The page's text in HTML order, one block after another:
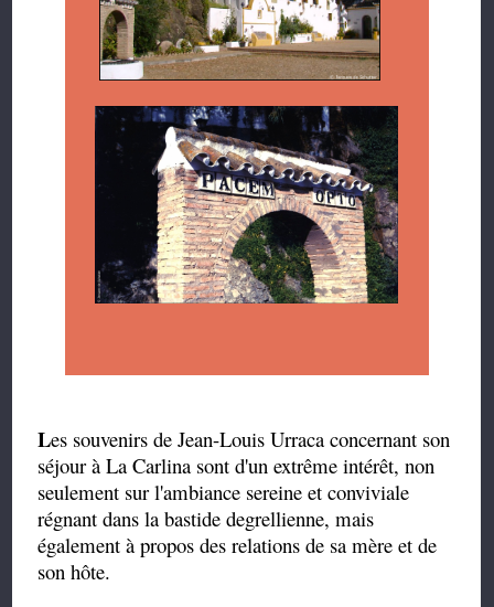
Les souvenirs de Jean-Louis Urraca concernant son
séjour à La Carlina sont d'un extrême intérêt, non
seulement sur l'ambiance sereine et conviviale
régnant dans la bastide degrellienne, mais
également à propos des relations de sa mère et de
son hôte.